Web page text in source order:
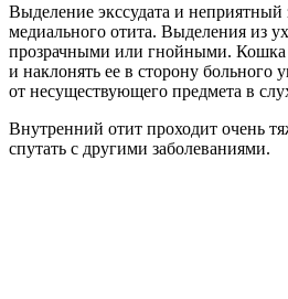
Выделение экссудата и неприятный
медиального отита. Выделения из
прозрачными или гнойными. Кошка
и наклонять ее в сторону больного
от несуществующего предмета в
Внутренний отит проходит очень
спутать с другими заболеваниями.